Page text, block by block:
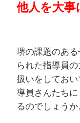
他人を大事
堺の課題のあ
られた指導員
扱いをしてお
導員さんたち
るのでしょうか